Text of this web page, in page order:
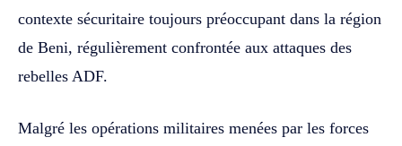
contexte sécuritaire toujours préoccupant dans la région
de Beni, régulièrement confrontée aux attaques des
rebelles ADF.
Malgré les opérations militaires menées par les forces